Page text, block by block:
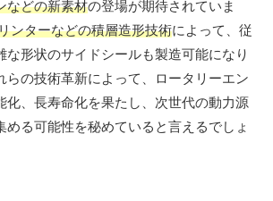
などの新素材の登場が期待されていま
ンターなどの積層造形技術によって、従
な形状のサイドシールも製造可能になり
らの技術革新によって、ロータリーエン
化、長寿命化を果たし、次世代の動力源
める可能性を秘めていると言えるでしょ